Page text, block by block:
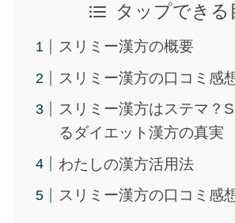
タップできる
スリミー漢方の概要
スリミー漢方の口コミ感
スリミー漢方はステマ？
るダイエット漢方の真実
わたしの漢方活用法
スリミー漢方の口コミ感